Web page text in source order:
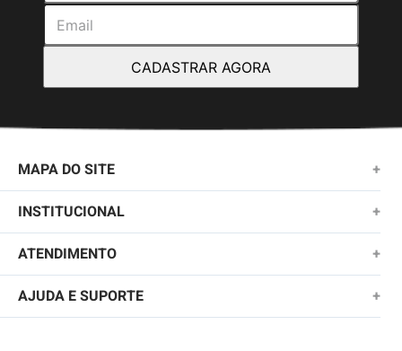
CADASTRAR AGORA
MAPA DO SITE +
NOVIDADES
MASCULINO
KIDS
FEMININO
INSTITUCIONAL +
SOBRE NÓS
TROCAS E DEVOLUÇÕES
POLÍTICA DE ENTREGA
ATENDIMENTO +
(11)2010-1028
AJUDA E SUPORTE +